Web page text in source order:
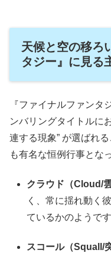
天候と空の移ろ
タジー』に見る
『ファイナルファンタ
ンバリングタイトルに
連する現象” が選ばれ
も有名な恒例行事とな
クラウド（Cloud/雲
く、常に揺れ動く
ているかのようです
スコール（Squall/